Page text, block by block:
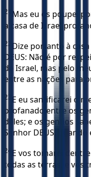
21
Mas eu os poupei
a casa de Israel
22 Dize portanto à
DEUS: Não é por
de Israel, mas pelo
entre as nações para
23 E eu santificarei o
profanado entre os
deles; e os gentios
Senhor DEUS,
24 E vos tomarei
todas as terras, e vos